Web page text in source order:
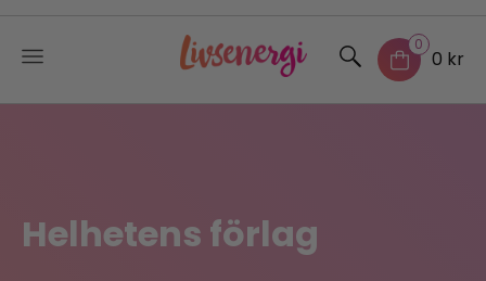
0
0 kr
Helhetens förlag